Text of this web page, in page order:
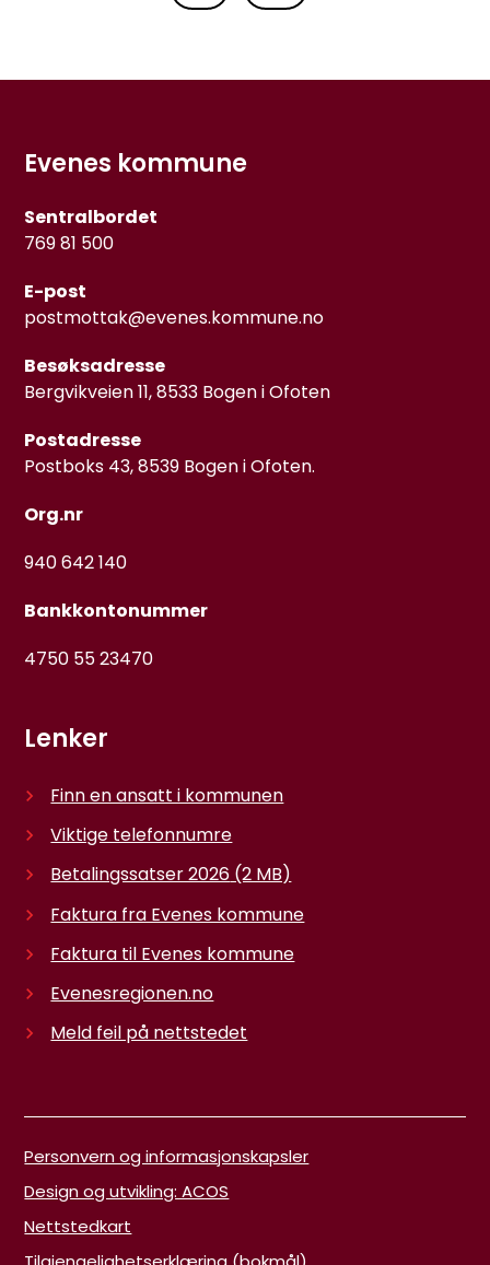
Evenes kommune
Sentralbordet
769 81 500
E-post
postmottak@evenes.kommune.no
Besøksadresse
Bergvikveien 11, 8533 Bogen i Ofoten
Postadresse
Postboks 43, 8539 Bogen i Ofoten.
Org.nr
940 642 140
Bankkontonummer
4750 55 23470
Lenker
Finn en ansatt i kommunen
Viktige telefonnumre
Betalingssatser 2026 (2 MB)
Faktura fra Evenes kommune
Faktura til Evenes kommune
Evenesregionen.no
Meld feil på nettstedet
Personvern og informasjonskapsler
Design og utvikling: ACOS
Nettstedkart